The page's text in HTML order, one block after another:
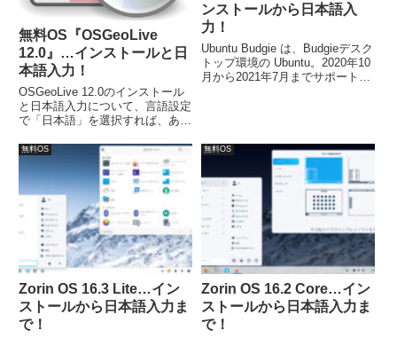
無料OS『OSGeoLive
12.0』…インストールと日
本語入力！
OSGeoLive 12.0のインストール
と日本語入力について、言語設定
で「日本語」を選択すれば、あと
了します。再起動後に、言語サポ
ートから「Fcitx」などを設定。
ただ、キーボード設定で気になる
部分があり、注意が必要かと…
ンストールから日本語入
力！
Ubuntu Budgie は、Budgieデスク
トップ環境の Ubuntu。2020年10
月から2021年7月までサポートさ
無料OS
Zorin OS 16.3 Lite…イン
ストールから日本語入力ま
で！
無料OS
Zorin OS 16.2 Core…イン
ストールから日本語入力ま
で！